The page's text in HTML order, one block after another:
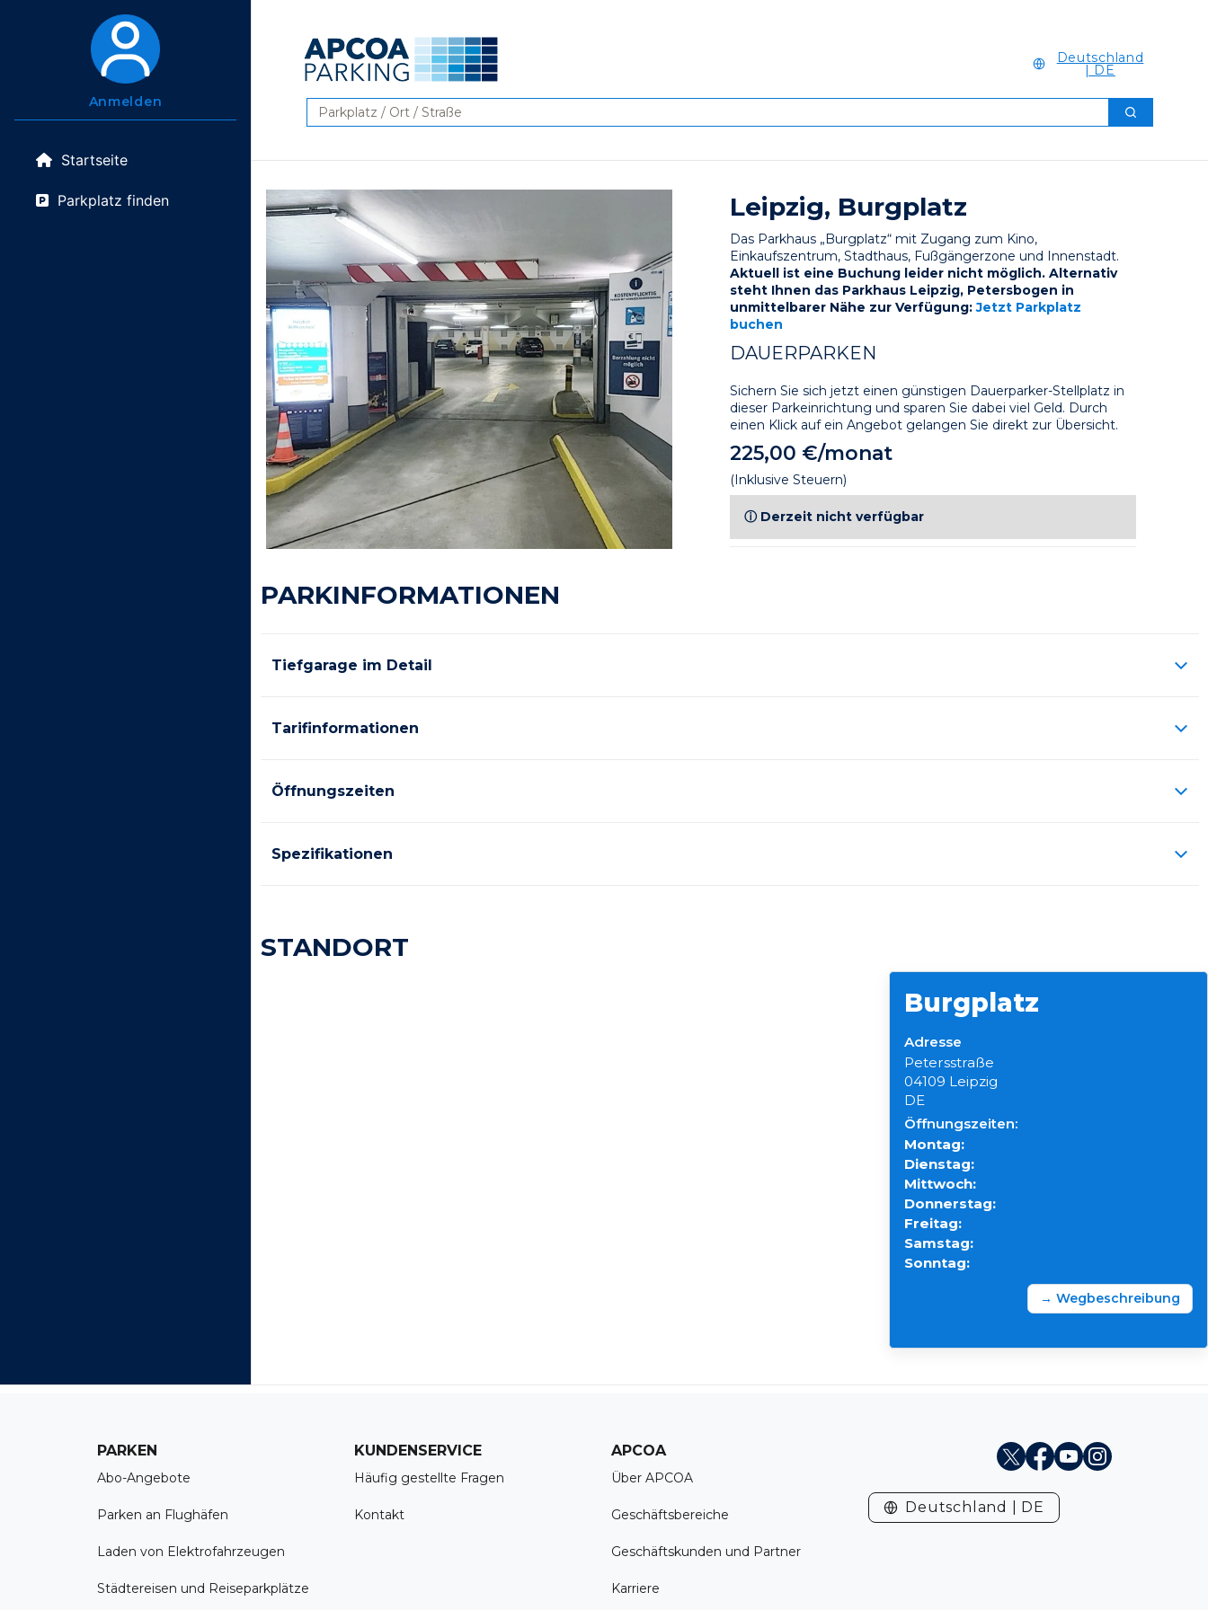
Anmelden
Startseite
Parkplatz finden
Deutschland
| DE
Suchen
Suchen
Leipzig, Burgplatz
Das Parkhaus „Burgplatz“ mit Zugang zum Kino,
Einkaufszentrum, Stadthaus, Fußgängerzone und Innenstadt.
Aktuell ist eine Buchung leider nicht möglich. Alternativ
steht Ihnen das Parkhaus Leipzig, Petersbogen in
unmittelbarer Nähe zur Verfügung: Jetzt Parkplatz
buchen
DAUERPARKEN
Sichern Sie sich jetzt einen günstigen Dauerparker-Stellplatz in
dieser Parkeinrichtung und sparen Sie dabei viel Geld. Durch
einen Klick auf ein Angebot gelangen Sie direkt zur Übersicht.
225,00 €/monat
(Inklusive Steuern)
ⓘ Derzeit nicht verfügbar
PARKINFORMATIONEN
Tiefgarage im Detail
Tarifinformationen
Öffnungszeiten
Spezifikationen
STANDORT
Burgplatz
Adresse
Petersstraße
04109 Leipzig
DE
Öffnungszeiten:
Montag:
Dienstag:
Mittwoch:
Donnerstag:
Freitag:
Samstag:
Sonntag:
→ Wegbeschreibung
PARKEN
Abo-Angebote
Parken an Flughäfen
Laden von Elektrofahrzeugen
Städtereisen und Reiseparkplätze
KUNDENSERVICE
Häufig gestellte Fragen
Kontakt
APCOA
Über APCOA
Geschäftsbereiche
Geschäftskunden und Partner
Karriere
X Facebook
YoutubeInstagram
Deutschland | DE